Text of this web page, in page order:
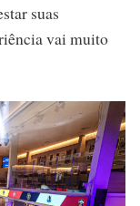
suas
vai muito